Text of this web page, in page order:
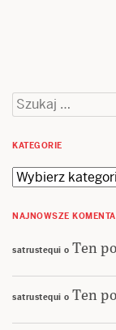
Szukaj:
KATEGORIE
Kategorie
NAJNOWSZE
satrustequi o Ten
satrustequi o Ten